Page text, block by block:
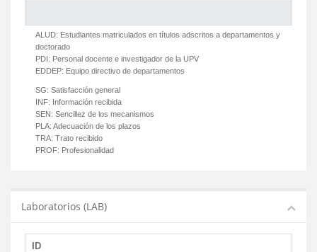
ALUD: Estudiantes matriculados en títulos adscritos a departamentos y
doctorado
PDI: Personal docente e investigador de la UPV
EDDEP: Equipo directivo de departamentos
SG: Satisfacción general
INF: Información recibida
SEN: Sencillez de los mecanismos
PLA: Adecuación de los plazos
TRA: Trato recibido
PROF: Profesionalidad
Laboratorios (LAB)
ID